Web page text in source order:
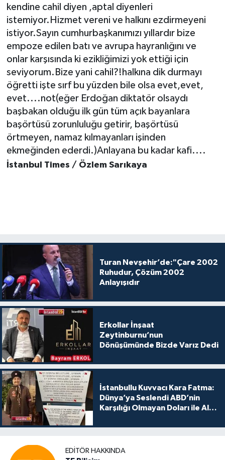
kendine cahil diyen ,aptal diyenleri
istemiyor.Hizmet vereni ve halkını ezdirmeyeni
istiyor.Sayın cumhurbaşkanımızı yıllardır bize
empoze edilen batı ve avrupa hayranlığını ve
onlar karşısında ki ezikliğimizi yok ettiği için
seviyorum.Bize yani cahil?!halkına dik durmayı
öğretti işte sırf bu yüzden bile olsa evet,evet,
evet....not(eğer Erdoğan diktatör olsaydı
başbakan olduğu ilk gün tüm açık bayanlara
başörtüsü zorunluluğu getirir, başörtüsü
örtmeyen, namaz kılmayanları işinden
ekmeğinden ederdi.)Anlayana bu kadar kafi....
İstanbul Times / Özlem Sarıkaya
Turan Nevşehir’de:"Çare 2002
Ruhudur, Çözüm 2002
Anlayışıdır
Erkollar İnşaat
Zeytinburnu’nun
Dönüşümünde Bizde Varız Dedi
İstanbullu Kuvvacı Kara Fatma:
Dünya’ya Seslendi ABD’nin
Karşılığı Olmayan Doları ile Alış
EDITÖR HAKKINDA